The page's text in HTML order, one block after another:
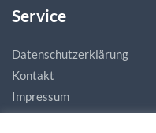
Service
Datenschutzerklärung
Kontakt
Impressum